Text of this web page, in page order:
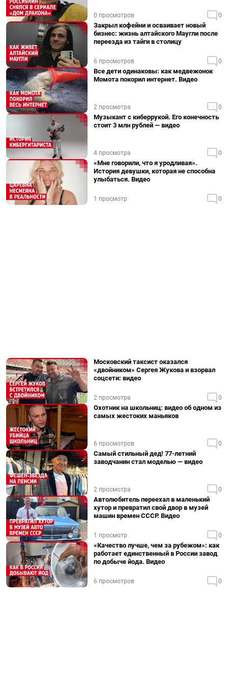
0 просмотров 0
Закрыл кофейни и осваивает новый
бизнес: жизнь алтайского Маугли после
переезда из тайги в столицу
6 просмотров 0
Все дети одинаковы: как медвежонок
Момота покорил интернет. Видео
2 просмотра 0
Музыкант с киберрукой. Его конечность
стоит 3 млн рублей — видео
4 просмотра 0
«Мне говорили, что я уродливая».
История девушки, которая не способна
улыбаться. Видео
1 просмотр 0
Московский таксист оказался
«двойником» Сергея Жукова и взорвал
соцсети: видео
2 просмотра 0
Охотник на школьниц: видео об одном из
самых жестоких маньяков
6 просмотров 0
Самый стильный дед! 77-летний
заводчанин стал моделью — видео
2 просмотра 0
Автолюбитель переехал в маленький
хутор и превратил свой двор в музей
машин времен СССР. Видео
1 просмотр 0
«Качество лучше, чем за рубежом»: как
работает единственный в России завод
по добыче йода. Видео
6 просмотров 0